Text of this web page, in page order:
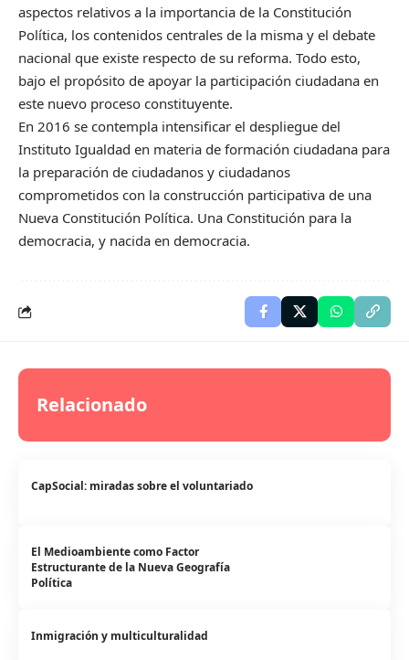
aspectos relativos a la importancia de la Constitución
Política, los contenidos centrales de la misma y el debate
nacional que existe respecto de su reforma. Todo esto,
bajo el propósito de apoyar la participación ciudadana en
este nuevo proceso constituyente.
En 2016 se contempla intensificar el despliegue del
Instituto Igualdad en materia de formación ciudadana para
la preparación de ciudadanos y ciudadanos
comprometidos con la construcción participativa de una
Nueva Constitución Política. Una Constitución para la
democracia, y nacida en democracia.
Relacionado
CapSocial: miradas sobre el voluntariado
El Medioambiente como Factor
Estructurante de la Nueva Geografía
Política
Inmigración y multiculturalidad